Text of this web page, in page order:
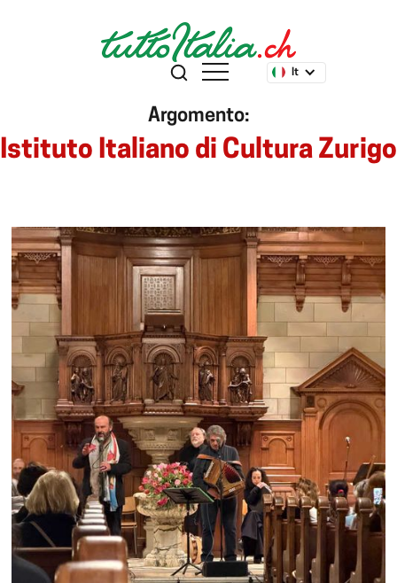
It
Argomento:
Istituto Italiano di Cultura Zurigo